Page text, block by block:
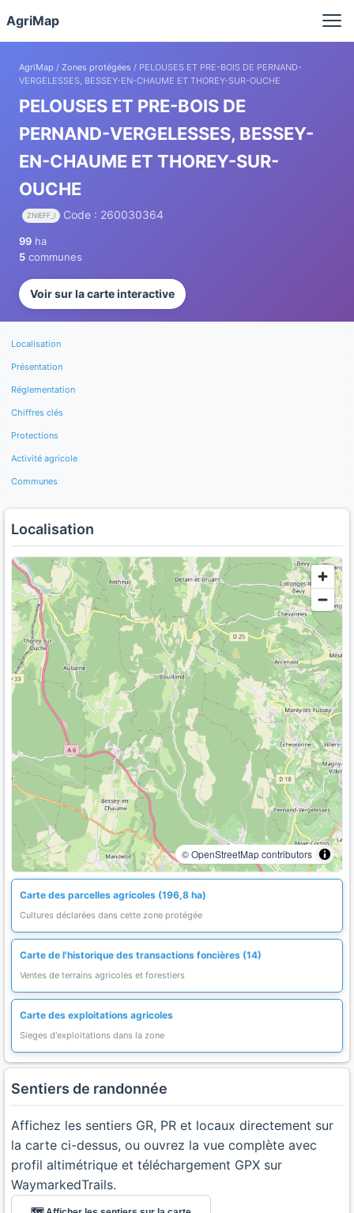
AgriMap
AgriMap / Zones protégées / PELOUSES ET PRE-BOIS DE PERNAND-
VERGELESSES, BESSEY-EN-CHAUME ET THOREY-SUR-OUCHE
PELOUSES ET PRE-BOIS DE
PERNAND-VERGELESSES, BESSEY-
EN-CHAUME ET THOREY-SUR-
OUCHE
ZNIEFF_I Code : 260030364
99 ha
5 communes
Voir sur la carte interactive
Localisation
Présentation
Réglementation
Chiffres clés
Protections
Activité agricole
Communes
Localisation
© OpenStreetMap contributors
Carte des parcelles agricoles (196,8 ha)
Cultures déclarées dans cette zone protégée
Carte de l'historique des transactions foncières (14)
Ventes de terrains agricoles et forestiers
Carte des exploitations agricoles
Sieges d'exploitations dans la zone
Sentiers de randonnée
Affichez les sentiers GR, PR et locaux directement sur
la carte ci-dessus, ou ouvrez la vue complète avec
profil altimétrique et téléchargement GPX sur
WaymarkedTrails.